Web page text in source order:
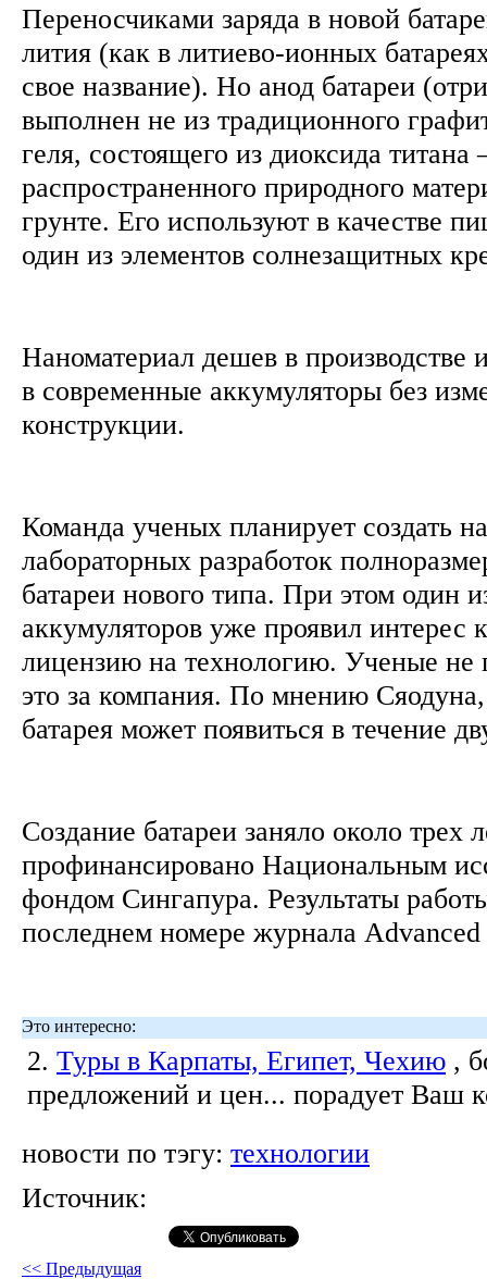
Переносчиками заряда в новой
лития (как в литиево-ионных
свое название). Но анод батареи
выполнен не из традиционного
геля, состоящего из диоксида
распространенного природного
грунте. Его используют в качестве
один из элементов солнезащитных
Наноматериал дешев в производстве
в современные аккумуляторы без
конструкции.
Команда ученых планирует создать
лабораторных разработок
батареи нового типа. При этом один
аккумуляторов уже проявил интерес
лицензию на технологию. Ученые не
это за компания. По мнению
батарея может появиться в течение
Создание батареи заняло около трех
профинансировано Национальным
фондом Сингапура. Результаты
последнем номере журнала
Это интересно:
2. Туры в Карпаты, Египет, Чехию ,
предложений и цен... порадует Ваш
новости по тэгу: технологии
Источник:
<< Предыдущая